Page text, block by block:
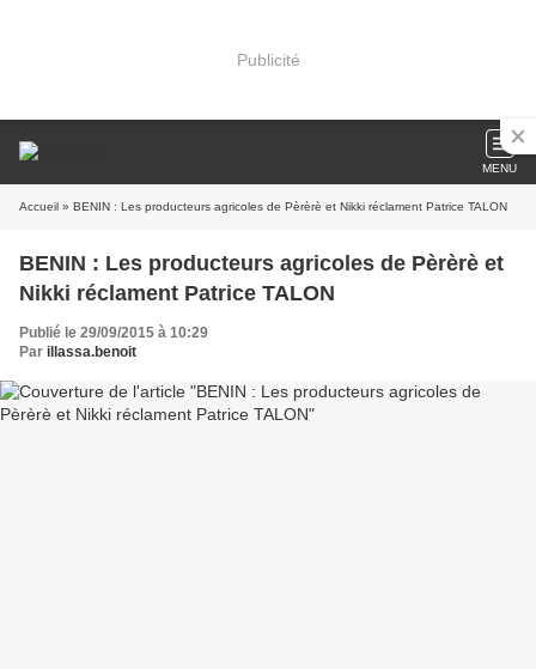
Publicité
MENU
Accueil » BENIN : Les producteurs agricoles de Pèrèrè et Nikki réclament Patrice TALON
BENIN : Les producteurs agricoles de Pèrèrè et
Nikki réclament Patrice TALON
Publié le 29/09/2015 à 10:29
Par illassa.benoit